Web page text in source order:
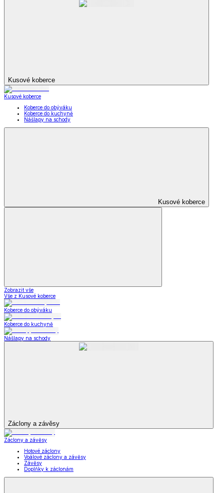
Kusové koberce
Kusové koberce
Koberce do obýváku
Koberce do kuchyně
Nášlapy na schody
Kusové koberce
Zobrazit vše
Vše z Kusové koberce
Koberce do obýváku
Koberce do kuchyně
Nášlapy na schody
Záclony a závěsy
Záclony a závěsy
Hotové záclony
Voálové záclony a závěsy
Závěsy
Doplňky k záclonám